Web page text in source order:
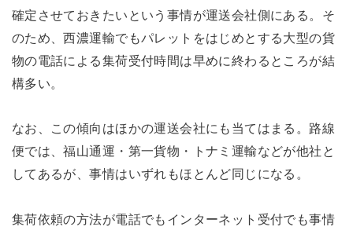
確定させておきたいという事情が運送会社側にある。そ
のため、西濃運輸でもパレットをはじめとする大型の貨
物の電話による集荷受付時間は早めに終わるところが結
構多い。
なお、この傾向はほかの運送会社にも当てはまる。路線
便では、福山通運・第一貨物・トナミ運輸などが他社と
してあるが、事情はいずれもほとんど同じになる。
集荷依頼の方法が電話でもインターネット受付でも事情